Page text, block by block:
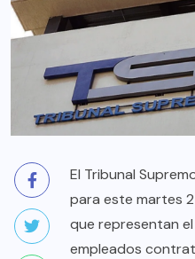
El Tribunal
para este martes
que representan
empleados